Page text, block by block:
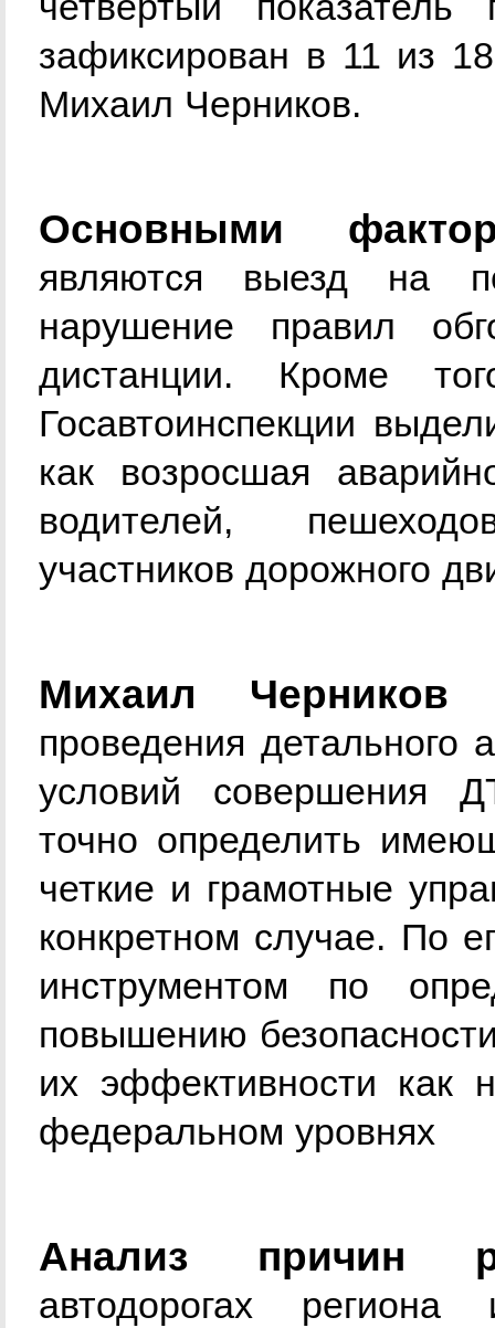
зафиксирован в 11 из
Михаил Черников.
Основными
являются выезд на
нарушение правил
дистанции. Кроме
Госавтоинспекции
как возросшая
водителей,
участников дорожного
Михаил Черников
проведения детального
условий совершения
точно определить
четкие и грамотные
конкретном случае. По
инструментом по
повышению
их эффективности как
федеральном уровнях
Анализ причин
автодорогах